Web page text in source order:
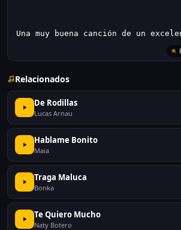
Una muy buena canción de un
Relacionados
De Rodillas
Lucas Arnau
Hablame Bonito
Maia
Traga Maluca
Bonka
Te Quiero Mucho
Naty Botero